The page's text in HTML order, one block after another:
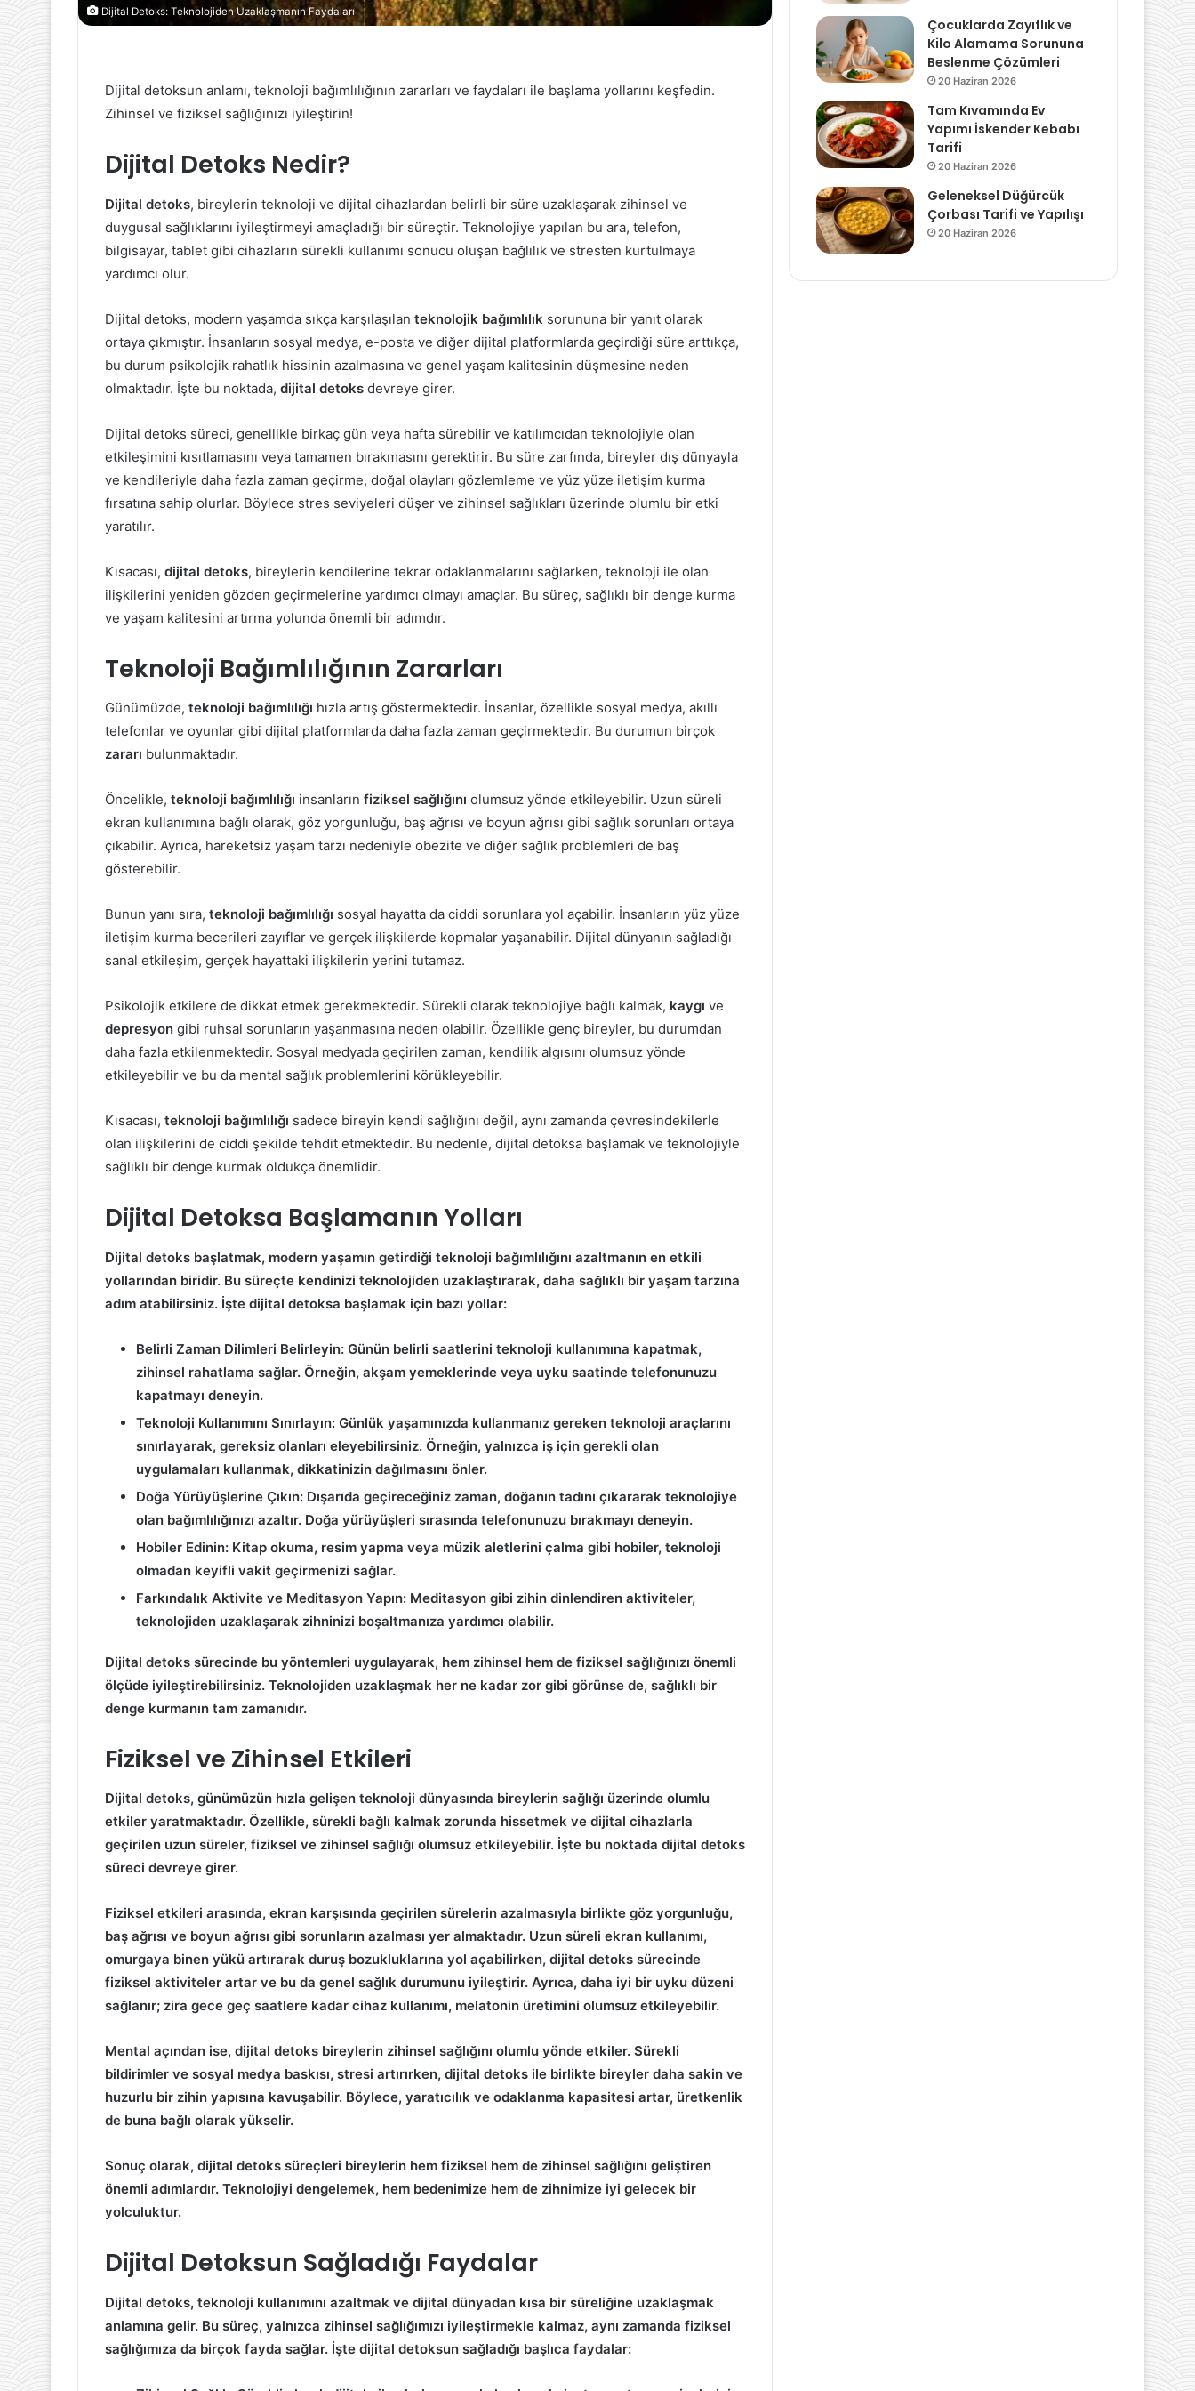
Dijital Detoks: Teknolojiden Uzaklaşmanın Faydaları
Dijital detoksun anlamı, teknoloji bağımlılığının zararları ve faydaları ile başlama yollarını keşfedin.
Zihinsel ve fiziksel sağlığınızı iyileştirin!
Dijital Detoks Nedir?
Dijital detoks, bireylerin teknoloji ve dijital cihazlardan belirli bir süre uzaklaşarak zihinsel ve
duygusal sağlıklarını iyileştirmeyi amaçladığı bir süreçtir. Teknolojiye yapılan bu ara, telefon,
bilgisayar, tablet gibi cihazların sürekli kullanımı sonucu oluşan bağlılık ve stresten kurtulmaya
yardımcı olur.
Dijital detoks, modern yaşamda sıkça karşılaşılan teknolojik bağımlılık sorununa bir yanıt olarak
ortaya çıkmıştır. İnsanların sosyal medya, e-posta ve diğer dijital platformlarda geçirdiği süre arttıkça,
bu durum psikolojik rahatlık hissinin azalmasına ve genel yaşam kalitesinin düşmesine neden
olmaktadır. İşte bu noktada, dijital detoks devreye girer.
Dijital detoks süreci, genellikle birkaç gün veya hafta sürebilir ve katılımcıdan teknolojiyle olan
etkileşimini kısıtlamasını veya tamamen bırakmasını gerektirir. Bu süre zarfında, bireyler dış dünyayla
ve kendileriyle daha fazla zaman geçirme, doğal olayları gözlemleme ve yüz yüze iletişim kurma
fırsatına sahip olurlar. Böylece stres seviyeleri düşer ve zihinsel sağlıkları üzerinde olumlu bir etki
yaratılır.
Kısacası, dijital detoks, bireylerin kendilerine tekrar odaklanmalarını sağlarken, teknoloji ile olan
ilişkilerini yeniden gözden geçirmelerine yardımcı olmayı amaçlar. Bu süreç, sağlıklı bir denge kurma
ve yaşam kalitesini artırma yolunda önemli bir adımdır.
Teknoloji Bağımlılığının Zararları
Günümüzde, teknoloji bağımlılığı hızla artış göstermektedir. İnsanlar, özellikle sosyal medya, akıllı
telefonlar ve oyunlar gibi dijital platformlarda daha fazla zaman geçirmektedir. Bu durumun birçok
zararı bulunmaktadır.
Öncelikle, teknoloji bağımlılığı insanların fiziksel sağlığını olumsuz yönde etkileyebilir. Uzun süreli
ekran kullanımına bağlı olarak, göz yorgunluğu, baş ağrısı ve boyun ağrısı gibi sağlık sorunları ortaya
çıkabilir. Ayrıca, hareketsiz yaşam tarzı nedeniyle obezite ve diğer sağlık problemleri de baş
gösterebilir.
Bunun yanı sıra, teknoloji bağımlılığı sosyal hayatta da ciddi sorunlara yol açabilir. İnsanların yüz yüze
iletişim kurma becerileri zayıflar ve gerçek ilişkilerde kopmalar yaşanabilir. Dijital dünyanın sağladığı
sanal etkileşim, gerçek hayattaki ilişkilerin yerini tutamaz.
Psikolojik etkilere de dikkat etmek gerekmektedir. Sürekli olarak teknolojiye bağlı kalmak, kaygı ve
depresyon gibi ruhsal sorunların yaşanmasına neden olabilir. Özellikle genç bireyler, bu durumdan
daha fazla etkilenmektedir. Sosyal medyada geçirilen zaman, kendilik algısını olumsuz yönde
etkileyebilir ve bu da mental sağlık problemlerini körükleyebilir.
Kısacası, teknoloji bağımlılığı sadece bireyin kendi sağlığını değil, aynı zamanda çevresindekilerle
olan ilişkilerini de ciddi şekilde tehdit etmektedir. Bu nedenle, dijital detoksa başlamak ve teknolojiyle
sağlıklı bir denge kurmak oldukça önemlidir.
Dijital Detoksa Başlamanın Yolları
Dijital detoks başlatmak, modern yaşamın getirdiği teknoloji bağımlılığını azaltmanın en etkili
yollarından biridir. Bu süreçte kendinizi teknolojiden uzaklaştırarak, daha sağlıklı bir yaşam tarzına
adım atabilirsiniz. İşte dijital detoksa başlamak için bazı yollar:
Belirli Zaman Dilimleri Belirleyin: Günün belirli saatlerini teknoloji kullanımına kapatmak,
zihinsel rahatlama sağlar. Örneğin, akşam yemeklerinde veya uyku saatinde telefonunuzu
kapatmayı deneyin.
Teknoloji Kullanımını Sınırlayın: Günlük yaşamınızda kullanmanız gereken teknoloji araçlarını
sınırlayarak, gereksiz olanları eleyebilirsiniz. Örneğin, yalnızca iş için gerekli olan
uygulamaları kullanmak, dikkatinizin dağılmasını önler.
Doğa Yürüyüşlerine Çıkın: Dışarıda geçireceğiniz zaman, doğanın tadını çıkararak teknolojiye
olan bağımlılığınızı azaltır. Doğa yürüyüşleri sırasında telefonunuzu bırakmayı deneyin.
Hobiler Edinin: Kitap okuma, resim yapma veya müzik aletlerini çalma gibi hobiler, teknoloji
olmadan keyifli vakit geçirmenizi sağlar.
Farkındalık Aktivite ve Meditasyon Yapın: Meditasyon gibi zihin dinlendiren aktiviteler,
teknolojiden uzaklaşarak zihninizi boşaltmanıza yardımcı olabilir.
Dijital detoks sürecinde bu yöntemleri uygulayarak, hem zihinsel hem de fiziksel sağlığınızı önemli
ölçüde iyileştirebilirsiniz. Teknolojiden uzaklaşmak her ne kadar zor gibi görünse de, sağlıklı bir
denge kurmanın tam zamanıdır.
Fiziksel ve Zihinsel Etkileri
Dijital detoks, günümüzün hızla gelişen teknoloji dünyasında bireylerin sağlığı üzerinde olumlu
etkiler yaratmaktadır. Özellikle, sürekli bağlı kalmak zorunda hissetmek ve dijital cihazlarla
geçirilen uzun süreler, fiziksel ve zihinsel sağlığı olumsuz etkileyebilir. İşte bu noktada dijital detoks
süreci devreye girer.
Fiziksel etkileri arasında, ekran karşısında geçirilen sürelerin azalmasıyla birlikte göz yorgunluğu,
baş ağrısı ve boyun ağrısı gibi sorunların azalması yer almaktadır. Uzun süreli ekran kullanımı,
omurgaya binen yükü artırarak duruş bozukluklarına yol açabilirken, dijital detoks sürecinde
fiziksel aktiviteler artar ve bu da genel sağlık durumunu iyileştirir. Ayrıca, daha iyi bir uyku düzeni
sağlanır; zira gece geç saatlere kadar cihaz kullanımı, melatonin üretimini olumsuz etkileyebilir.
Mental açından ise, dijital detoks bireylerin zihinsel sağlığını olumlu yönde etkiler. Sürekli
bildirimler ve sosyal medya baskısı, stresi artırırken, dijital detoks ile birlikte bireyler daha sakin ve
huzurlu bir zihin yapısına kavuşabilir. Böylece, yaratıcılık ve odaklanma kapasitesi artar, üretkenlik
de buna bağlı olarak yükselir.
Sonuç olarak, dijital detoks süreçleri bireylerin hem fiziksel hem de zihinsel sağlığını geliştiren
önemli adımlardır. Teknolojiyi dengelemek, hem bedenimize hem de zihnimize iyi gelecek bir
yolculuktur.
Dijital Detoksun Sağladığı Faydalar
Dijital detoks, teknoloji kullanımını azaltmak ve dijital dünyadan kısa bir süreliğine uzaklaşmak
anlamına gelir. Bu süreç, yalnızca zihinsel sağlığımızı iyileştirmekle kalmaz, aynı zamanda fiziksel
sağlığımıza da birçok fayda sağlar. İşte dijital detoksun sağladığı başlıca faydalar:
Çocuklarda Zayıflık ve
Kilo Alamama Sorununa
Beslenme Çözümleri
20 Haziran 2026
Tam Kıvamında Ev
Yapımı İskender Kebabı
Tarifi
20 Haziran 2026
Geleneksel Düğürcük
Çorbası Tarifi ve Yapılışı
20 Haziran 2026